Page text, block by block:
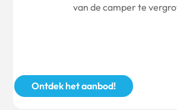
van de camper te
Ontdek het aanbod!